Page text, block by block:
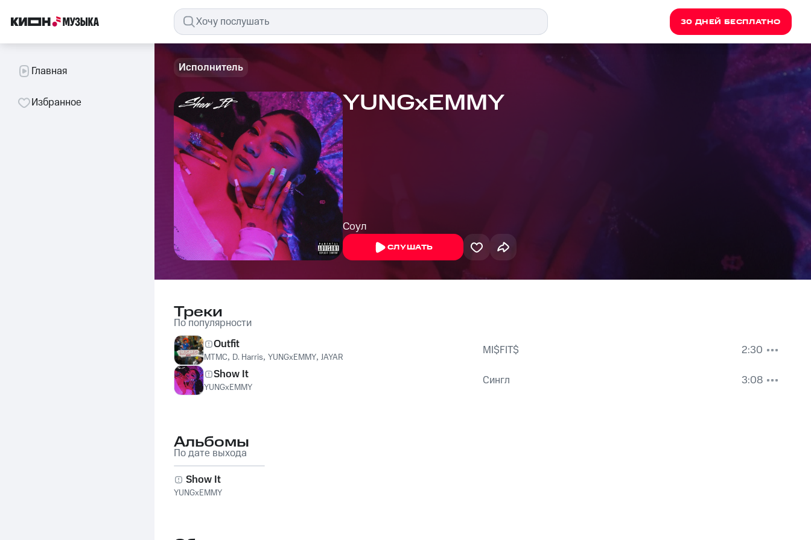
30 ДНЕЙ БЕСПЛАТНО
Главная
Избранное
Исполнитель
YUNGxEMMY
Соул
СЛУШАТЬ
Треки
По популярности
Outfit
MTMC, D. Harris, YUNGxEMMY, JAYAR MI$FIT$
2:30
Show It
YUNGxEMMY Сингл 3:08
Альбомы
По дате выхода
Show It
YUNGxEMMY